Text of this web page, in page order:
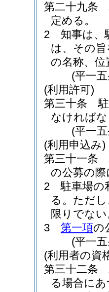
第二十九条
定める。
2
知事は、
は、その
の名称、
(平一
(利用許可)
第三十条
なければ
(平一
(利用申込み)
第三十一条
の公募の
2
駐車場の
る。 ただ
限りでな
3
第一項の
(平一
(利用者の資
第三十二条
る場合に